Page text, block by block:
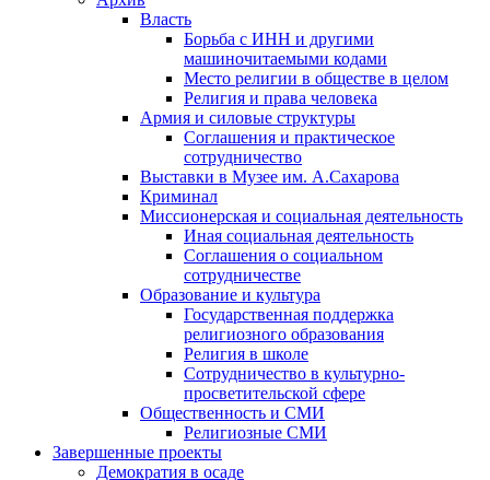
Власть
Борьба с ИНН и другими
машиночитаемыми кодами
Место религии в обществе в целом
Религия и права человека
Армия и силовые структуры
Соглашения и практическое
сотрудничество
Выставки в Музее им. А.Сахарова
Криминал
Миссионерская и социальная деятельность
Иная социальная деятельность
Соглашения о социальном
сотрудничестве
Образование и культура
Государственная поддержка
религиозного образования
Религия в школе
Сотрудничество в культурно-
просветительской сфере
Общественность и СМИ
Религиозные СМИ
Завершенные проекты
Демократия в осаде